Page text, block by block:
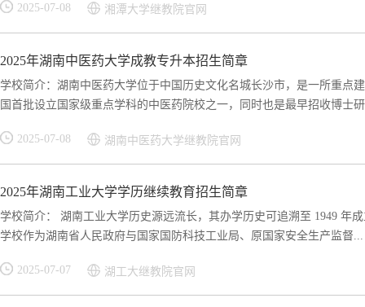
2025-07-08 湘潭大学继教院官网
2025年湖南中医药大学成教专升本招生简章
学校简介：湖南中医药大学位于中国历史文化名城长沙市，是一所重点
国首批设立国家级重点学科的中医药院校之一，同时也是最早招收博士
2025-07-08 湖南中医药大学继教院官网
2025年湖南工业大学学历继续教育招生简章
学校简介： 湖南工业大学历史源远流长，其办学历史可追溯至 1949 年
学校作为湖南省人民政府与国家国防科技工业局、原国家安全生产监督...
2025-07-07 湖工大继教院官网